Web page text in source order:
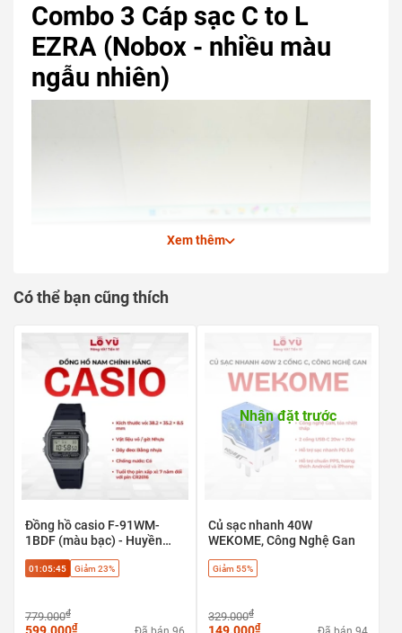
Combo 3 Cáp sạc C to L
EZRA (Nobox - nhiều màu
ngẫu nhiên)
Mô tả sản phẩm:
Loại cáp: USB-C to Lightning
Công suất hỗ trợ: Sạc nhanh PD lên đến 20W
Xem thêm
Có thể bạn cũng thích
Đồng hồ casio F-91WM-
1BDF (màu bạc) - Huyền
Retro
01:05:45 Giảm 23%
779.000₫
₫
Nhận đặt trước
Củ sạc nhanh 40W
WEKOME, Công Nghệ Gan
Giảm 55%
329.000₫
₫